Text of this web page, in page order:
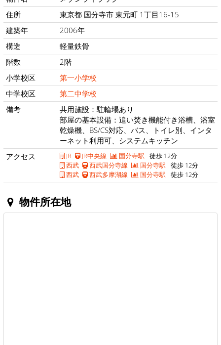
住所
東京都 国分寺市 東元町 1丁目16-15
建築年
2006年
構造
軽量鉄骨
階数
2階
小学校区
第一小学校
中学校区
第二中学校
備考
共用施設：駐輪場あり
部屋の基本設備：追い焚き機能付き浴槽、浴室
乾燥機、BS/CS対応、バス、トイレ別、インタ
ーネット利用可、システムキッチン
アクセス
JR JR中央線 国分寺駅 徒歩 12分
西武
西武国分寺線 国分寺駅 徒歩 12分
西武
西武多摩湖線 国分寺駅 徒歩 12分
物件所在地